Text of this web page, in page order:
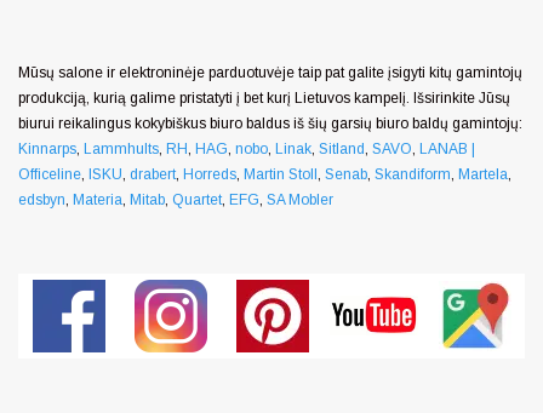
Mūsų salone ir elektroninėje parduotuvėje taip pat galite įsigyti kitų gamintojų
produkciją, kurią galime pristatyti į bet kurį Lietuvos kampelį. Išsirinkite Jūsų
biurui reikalingus kokybiškus biuro baldus iš šių garsių biuro baldų gamintojų:
Kinnarps, Lammhults, RH, HAG, nobo, Linak, Sitland, SAVO, LANAB |
Officeline, ISKU, drabert, Horreds, Martin Stoll , Senab, Skandiform, Martela,
edsbyn, Materia, Mitab, Quartet, EFG, SA Mobler